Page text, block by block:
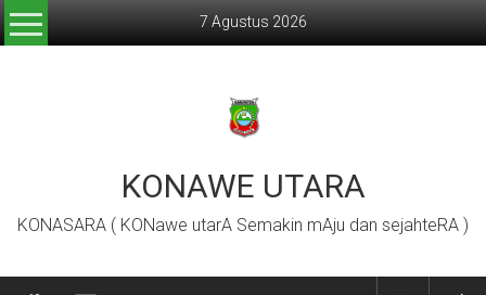
Lompat
ke
7 Agustus 2026
KONAWE UTARA
KONASARA ( KONawe utarA Semakin mAju dan sejahteRA )